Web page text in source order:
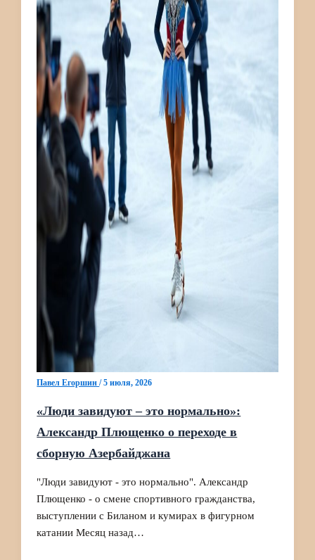
Павел Егоршин/5 июля, 2026
«Люди завидуют – это нормально»:
Александр Плющенко о переходе в
сборную Азербайджана
"Люди завидуют - это нормально". Александр
Плющенко - о смене спортивного гражданства,
выступлении с Биланом и кумирах в фигурном
катании Месяц назад…